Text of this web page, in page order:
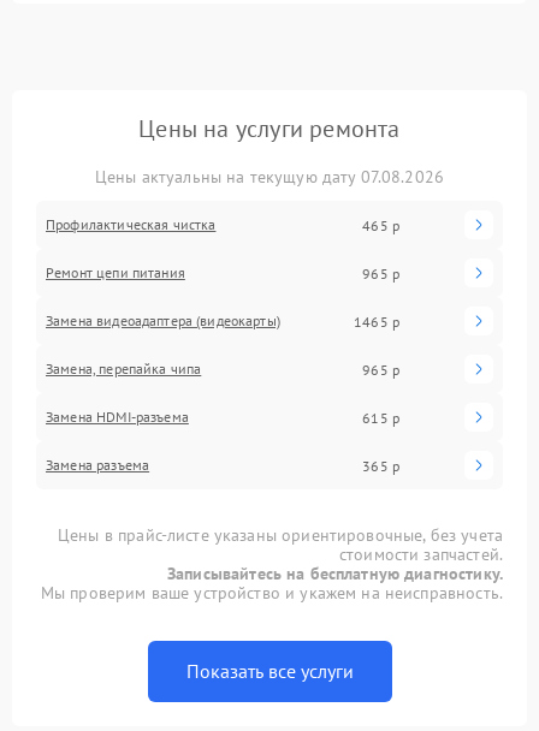
Цены на услуги ремонта
Цены актуальны на текущую дату 07.08.2026
Профилактическая чистка 465 р
Ремонт цепи питания 965 р
Замена видеоадаптера (видеокарты) 1465 р
Замена, перепайка чипа 965 р
Замена HDMI-разъема 615 р
Замена разъема 365 р
Цены в прайс-листе указаны ориентировочные, без учета
стоимости запчастей.
Записывайтесь на бесплатную диагностику.
Мы проверим ваше устройство и укажем на неисправность.
Показать все услуги